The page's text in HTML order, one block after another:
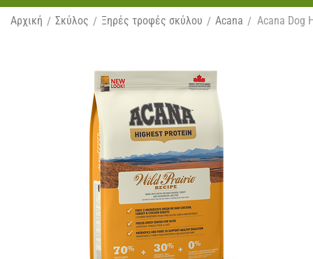
Αρχική / Σκύλος / Ξηρές τροφές σκύλου / Acana / Acana Dog